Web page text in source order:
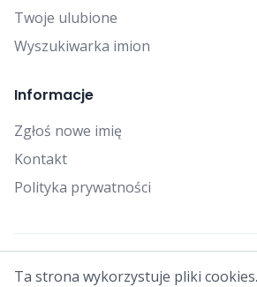
Twoje ulubione
Wyszukiwarka imion
Informacje
Zgłoś nowe imię
Kontakt
Polityka prywatności
© 2025 Falcon Bytes. Wszelkie
Ta strona wykorzystuje pliki cookies.